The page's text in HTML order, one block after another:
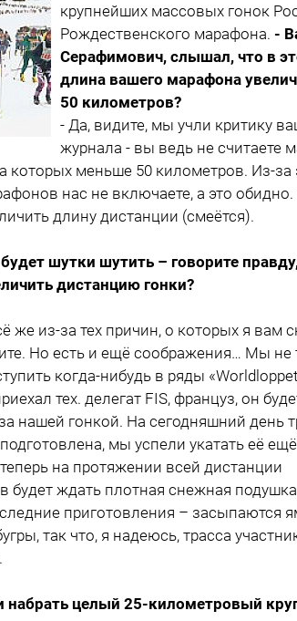
крупнейших массовых гонок
Рождественского марафона. -
Серафимович, слышал, что в
длина вашего марафона
50 километров?
- Да, видите, мы учли критику
журнала - вы ведь не считаете
которых меньше 50 километров. Из-за
нас не включаете, а это
длину дистанции (смеётся).
шутки шутить – говорите
дистанцию гонки?
же из-за тех причин, о которых я вам
Но есть и ещё соображения… Мы не
когда-нибудь в ряды
тех. делегат FIS, француз, он
нашей гонкой. На сегодняшний день
мы успели укатать её
на протяжении всей дистанции
будет ждать плотная снежная
приготовления – засыпаются
так что, я надеюсь, трасса
набрать целый 25-километровый